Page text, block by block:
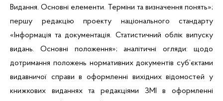
Видання. Основні елементи. Терміни та визначення понять»;
першу редакцію проекту національного стандарту
«Інформація та документація. Статистичний облік випуску
видань. Основні положення»; аналітичні огляди: щодо
дотримання положень нормативних документів суб’єктами
видавничої справи в оформленні вихідних відомостей у
книжкових виданнях та редакціями ЗМІ в оформленні